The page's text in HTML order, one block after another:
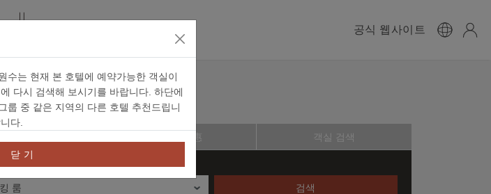
공식 웹사이트
예약
信用卡優惠 객실 검색
룸 검색
수는 현재 본 호텔에 예약가능한 객실이
다시 검색해 보시기를 바랍니다. 하단에
룹 중 같은 지역의 다른 호텔 추천드립니
다.
닫 기